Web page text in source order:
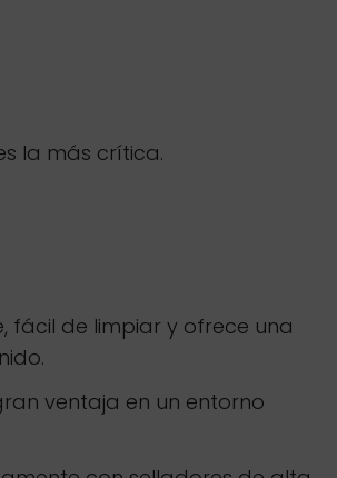
la más crítica.
fácil de limpiar y ofrece una
ventaja en un entorno